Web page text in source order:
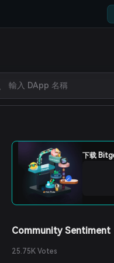
下载
Community Sentiment
25.75K Votes